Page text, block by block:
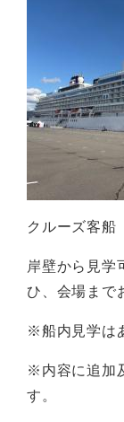
クルーズ客船
岸壁から見学
ひ、会場まで
※船内見学は
※内容に追加
す。